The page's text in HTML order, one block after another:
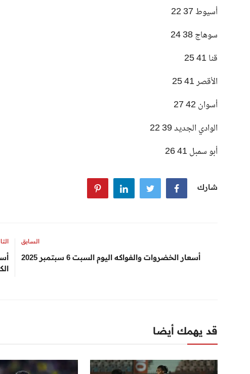
أسيوط 37 22
سوهاج 38 24
قنا 41 25
الأقصر 41 25
أسوان 42 27
الوادي الجديد 39 22
أبو سمبل 41 26
شارك
السابق
أسعار الخضروات والفواكه اليوم السبت 6 سبتمبر 2025
قد يهمك أيضا